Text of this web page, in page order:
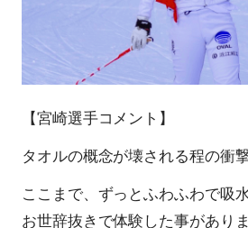
【宮崎選手コメント】
タオルの概念が壊される程の衝
ここまで、ずっとふわふわで吸
お世辞抜きで体験した事がありま